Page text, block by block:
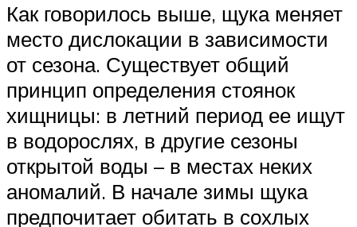
Как говорилось выше, щука меняет
место дислокации в зависимости
от сезона. Существует общий
принцип определения стоянок
хищницы: в летний период ее ищут
в водорослях, в другие сезоны
открытой воды – в местах неких
аномалий. В начале зимы щука
предпочитает обитать в сохлых